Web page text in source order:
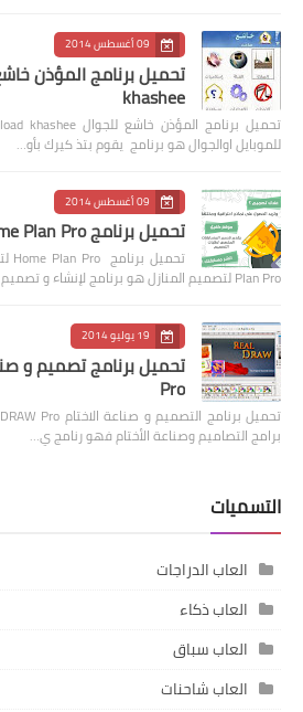
09 أغسطس 2014
khashee
للموبايل اوالجوال هو برنامج يقوم بتذ كيرك بأو…
09 أغسطس 2014
تحميل برنامج Home Plan Pro لتصميم المنازل
Plan Pro لتصميم المنازل هو برنامج لإنشاء و تصميم المخططات …
19 يوليو 2014
Pro
برامج التصاميم وصناعة الأختام فهو رنامج ي…
التسميات
العاب الدراجات
العاب ذكاء
العاب سباق
العاب شاحنات